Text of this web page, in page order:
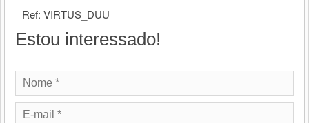
Ref: VIRTUS_DUU
Estou interessado!